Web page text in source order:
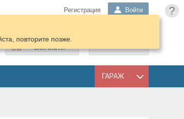
?
Регистрация Войти
ПОДОБРАТЬ
ЗАПЧАСТИ
ГАРАЖ
повторите позже.